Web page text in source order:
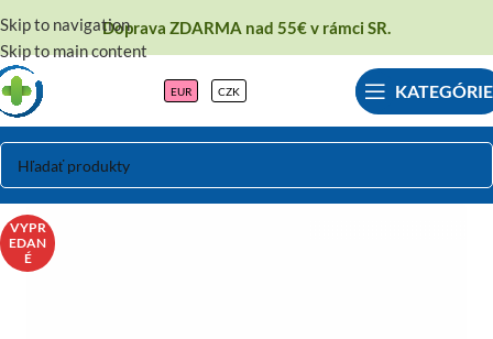
Skip to navigation
Skip to main content
Doprava ZDARMA nad 55€ v rámci SR.
EUR CZK KATEGÓRIE
VYPR
EDAN
É